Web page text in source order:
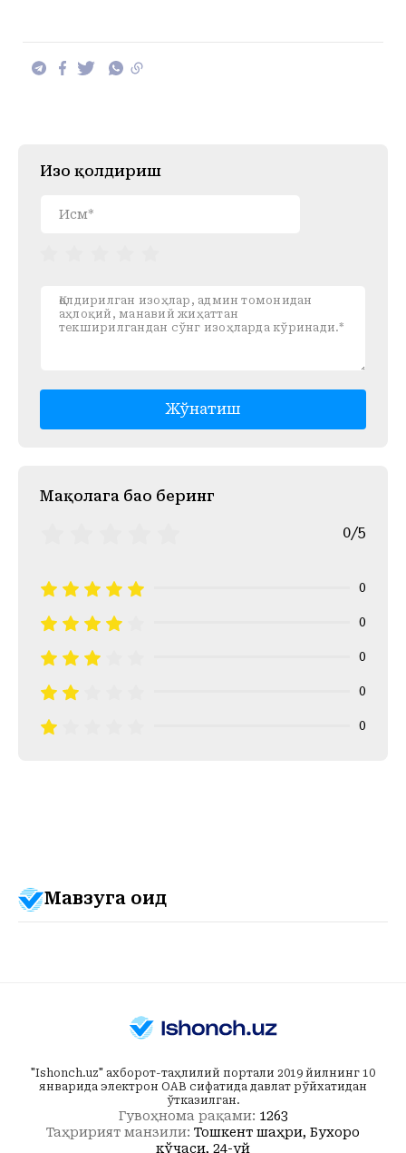
Изоҳ қолдириш
Жўнатиш
Mақолага баҳо беринг
0/5
0
0
0
0
0
Мавзуга оид
"Ishonch.uz" ахборот-таҳлилий портали 2019 йилнинг 10
январида электрон ОАВ сифатида давлат рўйхатидан
ўтказилган.
Гувоҳнома рақами: 1263
Таҳририят манзили: Тошкент шаҳри, Бухоро
кўчаси, 24-уй